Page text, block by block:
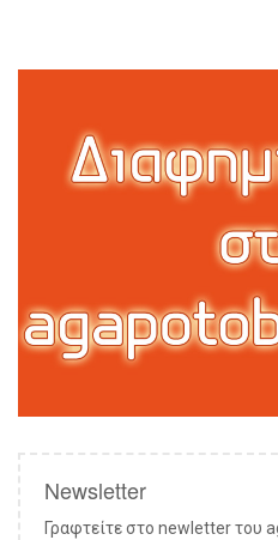
Newsletter
Γραφτείτε στο newletter του